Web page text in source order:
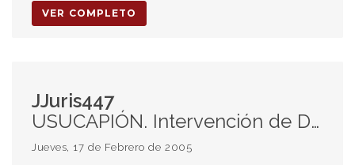
VER COMPLETO
JJuris447
USUCAPIÓN. Intervención de Defensor de Oficio. COSTAS. Imposición provisoria a la parte actora.
Jueves, 17 de Febrero de 2005